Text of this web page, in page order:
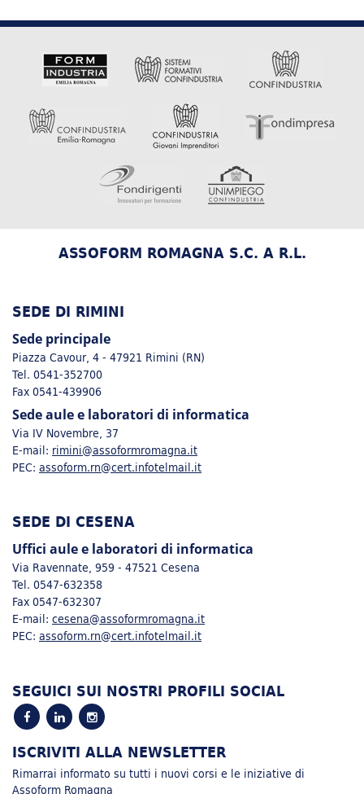
ASSOFORM ROMAGNA S.C. A R.L.
SEDE DI RIMINI
Sede principale
Piazza Cavour, 4 - 47921 Rimini (RN)
Tel. 0541-352700
Fax 0541-439906
Sede aule e laboratori di informatica
Via IV Novembre, 37
E-mail: rimini@assoformromagna.it
PEC: assoform.rn@cert.infotelmail.it
SEDE DI CESENA
Uffici aule e laboratori di informatica
Via Ravennate, 959 - 47521 Cesena
Tel. 0547-632358
Fax 0547-632307
E-mail: cesena@assoformromagna.it
PEC: assoform.rn@cert.infotelmail.it
SEGUICI SUI NOSTRI PROFILI SOCIAL
ISCRIVITI ALLA NEWSLETTER
Rimarrai informato su tutti i nuovi corsi e le iniziative di
Assoform Romagna